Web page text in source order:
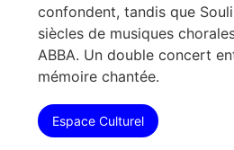
confondent, tandis que
siècles de musiques
ABBA. Un double concert
mémoire chantée.
Espace Culturel